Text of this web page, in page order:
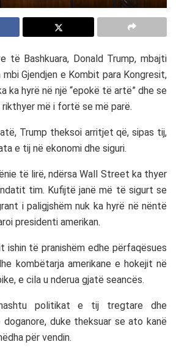
të Bashkuara, Donald Trump, mbajti
Gjendjen e Kombit para Kongresit,
ka hyrë në një “epokë të artë” dhe se
më i fortë se më parë.
Trump theksoi arritjet që, sipas tij,
e tij në ekonomi dhe siguri.
të lirë, ndërsa Wall Street ka thyer
tim. Kufijtë janë më të sigurt se
i paligjshëm nuk ka hyrë në nëntë
presidenti amerikan.
ishin të pranishëm edhe përfaqësues
kombëtarja amerikane e hokejit në
e cila u nderua gjatë seancës.
politikat e tij tregtare dhe
duke theksuar se ato kanë
për vendin.